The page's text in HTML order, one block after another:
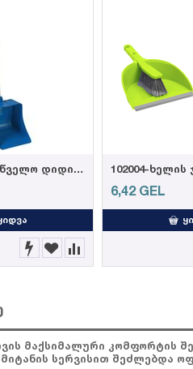
116057-სამრეწველო დიდი ნაგვის ასაღები
6,42 GEL
მაქსიმალური კომფორტის
სერვისით შეძლებდა